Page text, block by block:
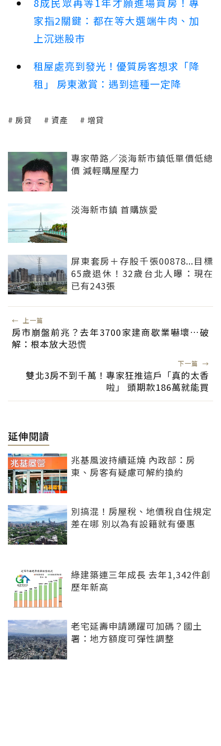
家指2關鍵：都在等大選端牛肉、加
上沉迷股市
租屋處亮到發光！優質房客想求「降
租」 房東激賞：遇到這種一定降
房貸 資產 增貸
專家帶路／淡海新市鎮低單價低總
價 減輕購屋壓力
淡海新市鎮 首購族愛
屏東套房＋存股千張00878...目標
65歲退休！32歲台北人曝：現在
已有243張
← 上一篇
房市崩盤前兆？去年3700家建商歇業嚇壞…破
解：根本放大恐慌
下一篇 →
雙北3房不到千萬！專家狂推這戶「真的太香
啦」 頭期款186萬就能買
延伸閱讀
兆基風波持續延燒 內政部：房
東、房客有疑慮可解約換約
別搞混！房屋稅、地價稅自住規定
差在哪 別以為有設籍就有優惠
綠建築連三年成長 去年1,342件創
歷年新高
老宅延壽申請踴躍可加碼？國土
署：地方額度可彈性調整